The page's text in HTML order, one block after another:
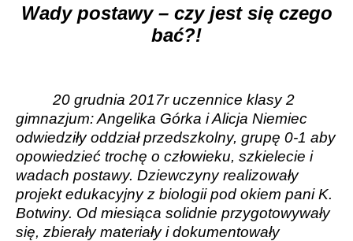
Treść
Wady postawy – czy jest się czego
bać?!
20 grudnia 2017r uczennice klasy 2
gimnazjum: Angelika Górka i Alicja Niemiec
odwiedziły oddział przedszkolny, grupę 0-1 aby
opowiedzieć trochę o człowieku, szkielecie i
wadach postawy. Dziewczyny realizowały
projekt edukacyjny z biologii pod okiem pani K.
Botwiny. Od miesiąca solidnie przygotowywały
się, zbierały materiały i dokumentowały